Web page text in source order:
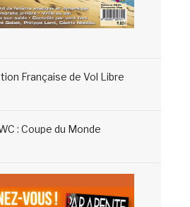
Française de Vol Libre
: Coupe du Monde